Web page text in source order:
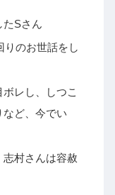
たSさん
りのお世話をし
レし、しつこ
など、今でい
村さんは容赦